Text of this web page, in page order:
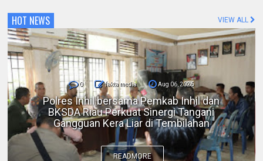
HOT NEWS VIEW ALL
0 fakta media Aug 06, 2026
DPC IKADIN Pekanbaru Kutuk Premanisme,
Desak Polda Riau Beri Perlindungan terhadap
Advokat
READMORE